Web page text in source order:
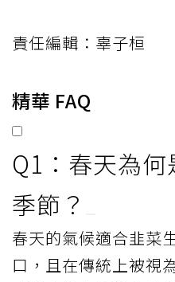
責任編輯：辜子桓
精華 FAQ
Q1：春天為
季節？
春天的氣候適合韭菜
口，且在傳統上被視